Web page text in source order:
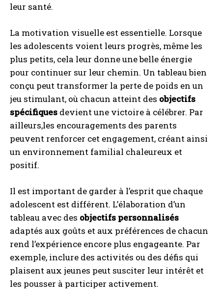
leur santé.
La motivation visuelle est essentielle. Lorsque
les adolescents voient leurs progrès, même les
plus petits, cela leur donne une belle énergie
pour continuer sur leur chemin. Un tableau bien
conçu peut transformer la perte de poids en un
jeu stimulant, où chacun atteint des objectifs
spécifiques devient une victoire à célébrer. Par
ailleurs,les encouragements des parents
peuvent renforcer cet engagement, créant ainsi
un environnement familial chaleureux et
positif.
Il est important de garder à l’esprit que chaque
adolescent est différent. L’élaboration d’un
tableau avec des objectifs personnalisés
adaptés aux goûts et aux préférences de chacun
rend l’expérience encore plus engageante. Par
exemple, inclure des activités ou des défis qui
plaisent aux jeunes peut susciter leur intérêt et
les pousser à participer activement.